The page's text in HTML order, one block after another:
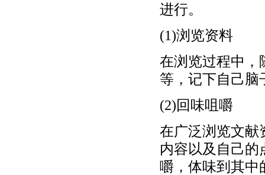
进行。
(1)浏览资料
在浏览过程中，
等，记下自己脑
(2)回味咀嚼
在广泛浏览文献
内容以及自己
嚼，体味到其中